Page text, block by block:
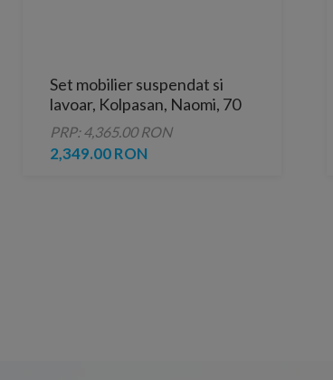
Set mobilier suspendat si
lavoar, Kolpasan, Naomi, 70
cm, natural wood
PRP: 4,365.00 RON
2,349.00 RON